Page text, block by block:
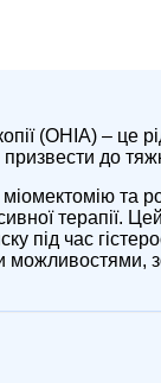
(OHIA) – це
призвести до
та
терапії.
під час
можливостями,